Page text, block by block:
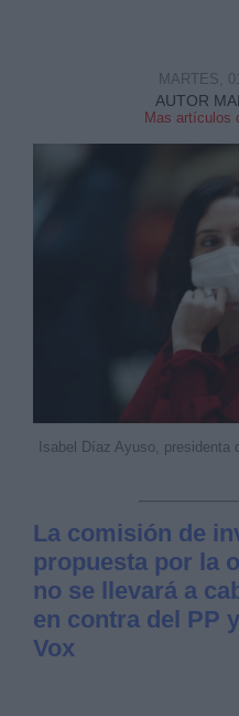
AUTOR
Mas artículos
MARTES,
Isabel Díaz Ayuso, presidenta
La comisión de
propuesta por la
no se llevará a
en contra del PP
Vox
Información adicional